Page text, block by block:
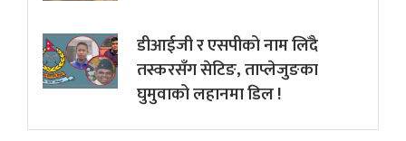
डीआईजी र एसपीको नाम लिँदै
तस्करसँग सेटिङ, ताप्लेजुङका
घुमुवाको लहानमा डिल !